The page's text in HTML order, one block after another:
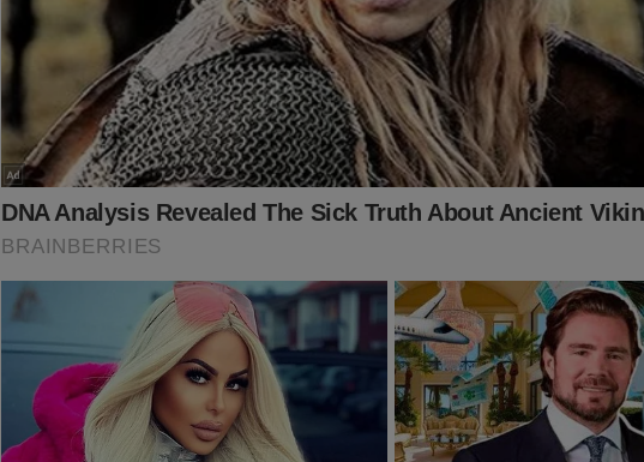
O livro, que na verdade é praticamente um "documento", já se transformou em
histórico devido ao seu corajoso conteúdo.
São descritas todas as manobras do "sistema" para trazer o ex-presidiário
poder, os acontecimentos que desencadearam na perseguição contra
'tramoias' da esquerda.
Eleição, prisões, mídia, censura, perseguição, manipulação e muito mais...
Obviamente, esse livro está na "mira" da censura e não se sabe até quando